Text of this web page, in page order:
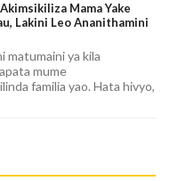
Mama Yake
Lakini Leo Ananithamini
matumaini ya kila
mume
familia yao. Hata hivyo,